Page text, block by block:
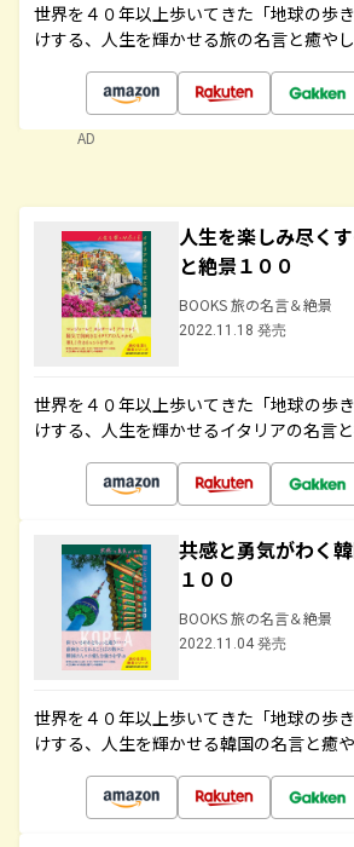
世界を４０年以上歩いてきた「地球の歩
けする、人生を輝かせる旅の名言と癒や
AD
人生を楽しみ尽く
と絶景１００
BOOKS 旅の名言＆絶景
2022.11.18 発売
世界を４０年以上歩いてきた「地球の歩
けする、人生を輝かせるイタリアの名言
共感と勇気がわく
１００
BOOKS 旅の名言＆絶景
2022.11.04 発売
世界を４０年以上歩いてきた「地球の歩
けする、人生を輝かせる韓国の名言と癒